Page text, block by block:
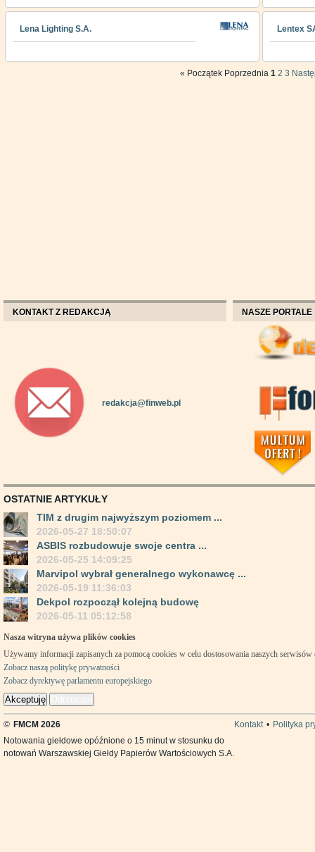
Lena Lighting S.A. Lentex
« Początek Poprzednia 1 2 3
KONTAKT Z REDAKCJĄ
redakcja@finweb.pl
NASZE PORTALE
OSTATNIE ARTYKUŁY
TIM z drugim najwyższym poziomem ...
2026-05-27 18:50:07
ASBIS rozbudowuje swoje centra ...
2026-05-25 14:09:25
Marvipol wybrał generalnego wykonawcę ...
2026-05-19 11:36:03
Dekpol rozpoczął kolejną budowę
2026-05-11 05:12:58
Nasza witryna używa plików cookies
Używamy informacji zapisanych za pomocą cookies w celu dostosowania naszych
Zobacz naszą politykę prywatności
Zobacz dyrektywę parlamentu europejskiego
Akceptuję
© FMCM 2026 Kontakt • Polityka
Notowania giełdowe opóźnione o 15 minut w stosunku do
notowań Warszawskiej Giełdy Papierów Wartościowych S.A.